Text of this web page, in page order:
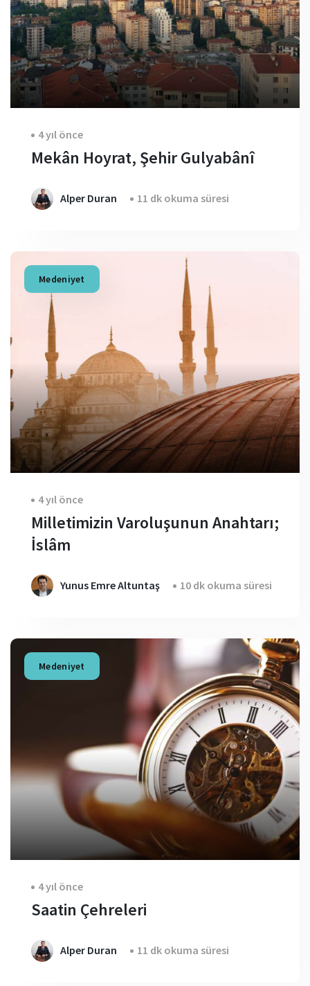
4 yıl önce
Mekân Hoyrat, Şehir Gulyabânî
Alper Duran 11 dk okuma süresi
Medeniyet
4 yıl önce
Milletimizin Varoluşunun Anahtarı;
İslâm
Yunus Emre Altuntaş 10 dk okuma süresi
Medeniyet
4 yıl önce
Saatin Çehreleri
Alper Duran 11 dk okuma süresi